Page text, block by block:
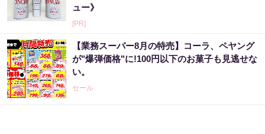
ュー》
[PR]
【業務スーパー8月の特売】コーラ、ペヤング
が"爆弾価格"に!100円以下のお菓子も見逃せな
い。
セール